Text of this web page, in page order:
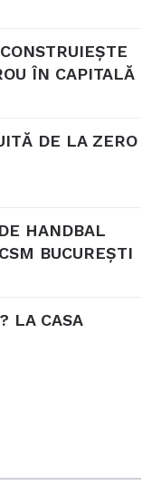
ÎN CAPITALĂ
DE LA ZERO
HANDBAL
BUCUREȘTI
LA CASA